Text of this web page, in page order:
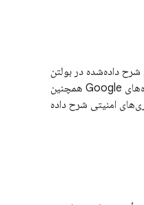
داده‌شده در بولتن
امنیتی اندروید می ۲۰۲۰، دستگاه‌های Google همچنین
امنیتی شرح داده